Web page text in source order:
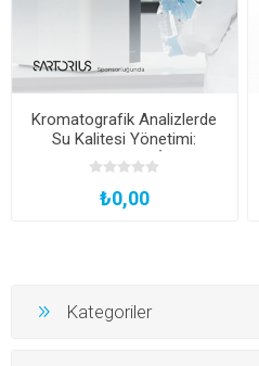
Kromatografik Analizlerde
Su Kalitesi Yönetimi:
Güvenilir Sonuçlar İçin Kritik
Adımlar
₺0,00
Kategoriler